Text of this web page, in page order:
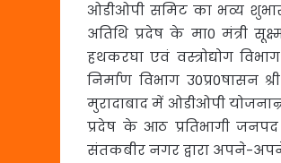
ओडीओपी समिट का भव्य
अतिथि प्रदेष के मा0 मंत्री
हथकरघा एवं वस्त्रोद्योग
निर्माण विभाग उ0प्र0षासन
मुरादाबाद में ओडीओपी
प्रदेष के आठ प्रतिभागी जनपद
संतकबीर नगर द्वारा अपने-अपने